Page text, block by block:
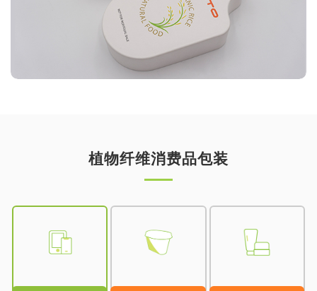
植物纤维消费品包装